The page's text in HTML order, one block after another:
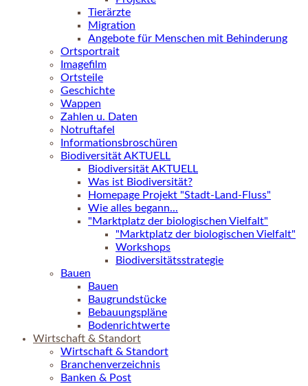
Tierärzte
Migration
Angebote für Menschen mit Behinderung
Ortsportrait
Imagefilm
Ortsteile
Geschichte
Wappen
Zahlen u. Daten
Notruftafel
Informationsbroschüren
Biodiversität AKTUELL
Biodiversität AKTUELL
Was ist Biodiversität?
Homepage Projekt "Stadt-Land-Fluss"
Wie alles begann...
"Marktplatz der biologischen Vielfalt"
"Marktplatz der biologischen Vielfalt"
Workshops
Biodiversitätsstrategie
Bauen
Bauen
Baugrundstücke
Bebauungspläne
Bodenrichtwerte
Wirtschaft & Standort
Wirtschaft & Standort
Branchenverzeichnis
Banken & Post